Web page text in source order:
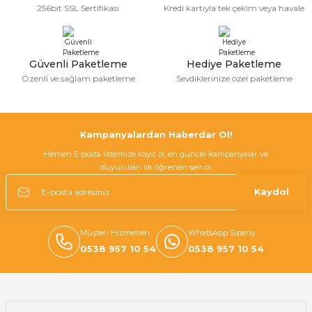
Ürün fiyatı diğer sitelerden daha pahalı.
Bu ürüne benzer farklı alternatifler olmalı.
256bit SSL Sertifikası Kredi kartıyla tek çekim veya havale
Güvenli Paketleme
Özenli ve sağlam paketleme
Hediye Paketleme
Sevdiklerinize özel paketleme
Kampanyalardan Haberdar Ol!
Hemen E-posta listemize kayıt ol, en güncel kampanyalar ve
duyuruları ilk öğrenen sen ol.
Kaydol
Müşteri Hizmetleri
0538 957 10 54
WhatsApp Sipariş
0538 957 10 54